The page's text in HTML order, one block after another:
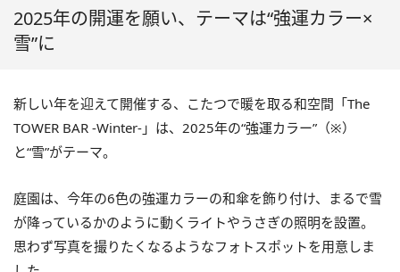
2025年の開運を願い、テーマは“強運カラー×
雪”に
新しい年を迎えて開催する、こたつで暖を取る和空間「The
TOWER BAR -Winter-」は、2025年の“強運カラー”（※）
と“雪”がテーマ。
庭園は、今年の6色の強運カラーの和傘を飾り付け、まるで雪
が降っているかのように動くライトやうさぎの照明を設置。
思わず写真を撮りたくなるようなフォトスポットを用意しま